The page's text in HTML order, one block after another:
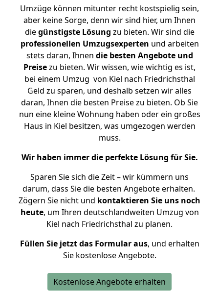
Umzüge können mitunter recht kostspielig sein,
aber keine Sorge, denn wir sind hier, um Ihnen
diegünstigste Lösung zu bieten. Wir sind die
professionellen Umzugsexperten und arbeiten
stets daran, Ihnen die besten Angebote und
Preisezu bieten. Wir wissen, wie wichtig es ist,
bei einem Umzug von Kiel nach Friedrichsthal
Geld zu sparen, und deshalb setzen wir alles
daran, Ihnen die besten Preise zu bieten. Ob Sie
nun eine kleine Wohnung haben oder ein großes
Haus in Kiel besitzen, was umgezogen werden
muss.
Wir haben immer die perfekte Lösung für Sie.
Sparen Sie sich die Zeit – wir kümmern uns
darum, dass Sie die besten Angebote erhalten.
Zögern Sie nicht und kontaktieren Sie uns noch
heute, um Ihren deutschlandweiten Umzug von
Kiel nach Friedrichsthal zu planen.
Füllen Sie jetzt das Formular aus, und erhalten
Sie kostenlose Angebote.
Kostenlose Angebote erhalten